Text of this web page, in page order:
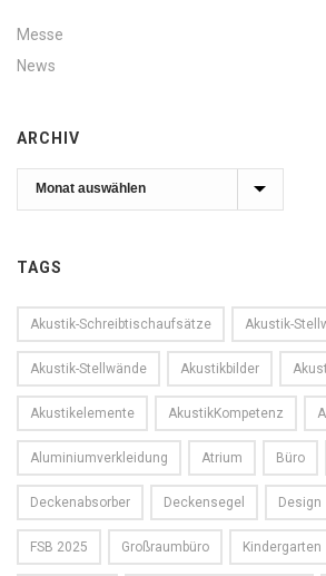
Messe
News
ARCHIV
TAGS
Akustik-Schreibtischaufsätze Akustik-
Akustik-Stellwände Akustikbilder
Akustikelemente AkustikKompetenz
Aluminiumverkleidung Atrium Büro
Deckenabsorber Deckensegel Design
FSB 2025 Großraumbüro Kindergarten